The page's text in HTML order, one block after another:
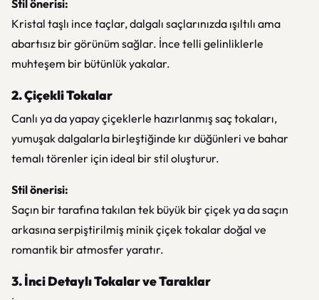
Stil önerisi:
Kristal taşlı ince taçlar, dalgalı saçlarınızda ışıltılı ama
abartısız bir görünüm sağlar. İnce telli gelinliklerle
muhteşem bir bütünlük yakalar.
2. Çiçekli Tokalar
Canlı ya da yapay çiçeklerle hazırlanmış saç tokaları,
yumuşak dalgalarla birleştiğinde kır düğünleri ve bahar
temalı törenler için ideal bir stil oluşturur.
Stil önerisi:
Saçın bir tarafına takılan tek büyük bir çiçek ya da saçın
arkasına serpiştirilmiş minik çiçek tokalar doğal ve
romantik bir atmosfer yaratır.
3. İnci Detaylı Tokalar ve Taraklar